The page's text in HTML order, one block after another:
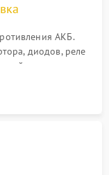
АКБ.
диодов, реле
поиск вздутых
плате.